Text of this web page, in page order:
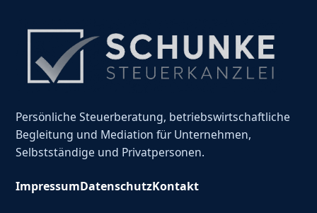
Persönliche Steuerberatung, betriebswirtschaftliche
Begleitung und Mediation für Unternehmen,
Selbstständige und Privatpersonen.
ImpressumDatenschutzKontakt